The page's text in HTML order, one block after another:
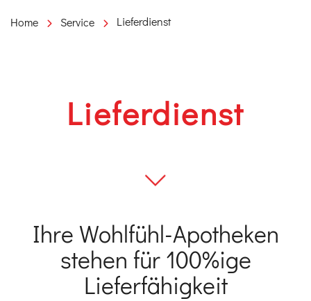
Home Service Lieferdienst
Lieferdienst
Einleitung
Ihre Wohlfühl-Apotheken
stehen für 100%ige
Lieferfähigkeit